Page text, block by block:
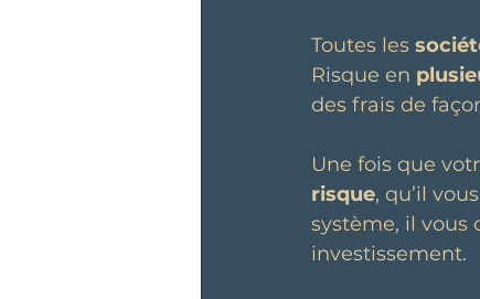
Toutes les
Risque en
des frais de
Une fois que
risque, qu’il
système, il vous
investissement.